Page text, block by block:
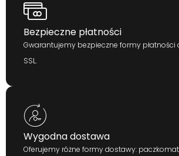
Bezpieczne płatności
Gwarantujemy bezpieczne formy płatności
SSL.
Wygodna dostawa
Oferujemy różne formy dostawy: